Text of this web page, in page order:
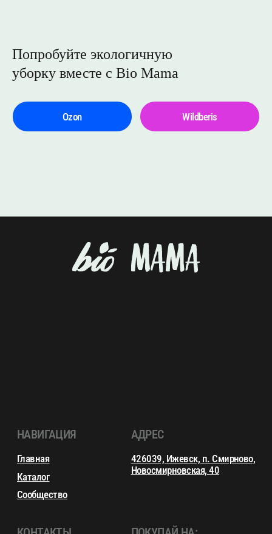
Попробуйте экологичную
уборку вместе с Bio Mama